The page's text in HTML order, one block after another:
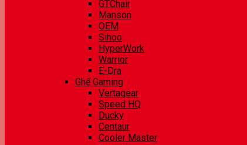
GTChair
Manson
OEM
Sihoo
HyperWork
Warrior
E-Dra
Ghế Gaming
Vertagear
Speed HQ
Ducky
Centaur
Cooler Master